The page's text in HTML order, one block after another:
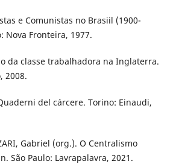
e Comunistas no Brasiil (1900-
Nova Fronteira, 1977.
da classe trabalhadora na Inglaterra.
2008.
del cárcere. Torino: Einaudi,
Gabriel (org.). O Centralismo
São Paulo: Lavrapalavra, 2021.